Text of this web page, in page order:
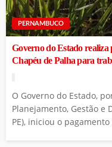
PERNAMBUCO
Governo do Estado
Chapéu de Palha para
O Governo do Estado,
Planejamento, Gestão e
PE), iniciou o